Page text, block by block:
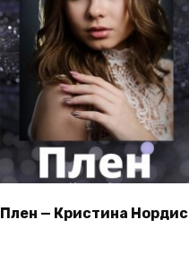
Плен — Кристина Нордис